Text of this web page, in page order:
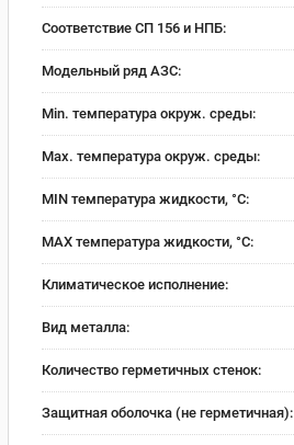
Соответствие СП 156 и НПБ:
Модельный ряд АЗС:
Min. температура окруж. среды:
Max. температура окруж. среды:
MIN температура жидкости, °C:
MAX температура жидкости, °C:
Климатическое исполнение:
Вид металла:
Количество герметичных стенок:
Защитная оболочка (не герметичная):